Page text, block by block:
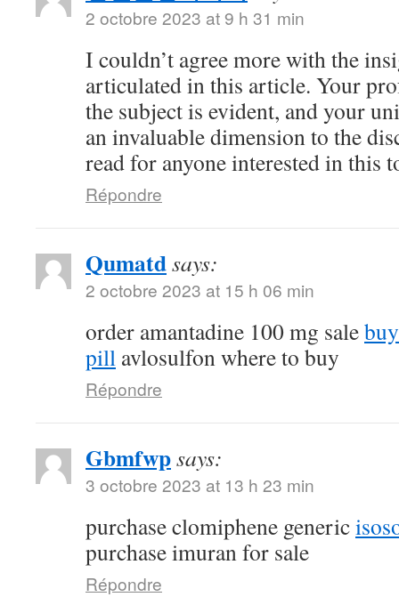
2 octobre 2023 at 9 h 31 min
I couldn’t agree more with the
articulated in this article. Your
the subject is evident, and your
an invaluable dimension to the
read for anyone interested in this
Répondre
Qumatdsays:
2 octobre 2023 at 15 h 06 min
order amantadine 100 mg sale
pill avlosulfon where to buy
Répondre
Gbmfwpsays:
3 octobre 2023 at 13 h 23 min
purchase clomiphene generic
purchase imuran for sale
Répondre